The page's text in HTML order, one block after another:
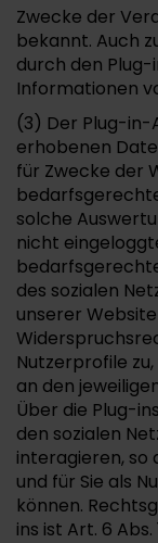
Zwecke der
bekannt. Auch
durch den
Informationen
(3) Der Plug-in-
erhobenen
für Zwecke der
solche
nicht
des sozialen
unserer
Nutzerprofile
an den
Über die Plug-
den sozialen
interagieren, so
und für Sie als
können.
ins ist Art. 6 Abs.